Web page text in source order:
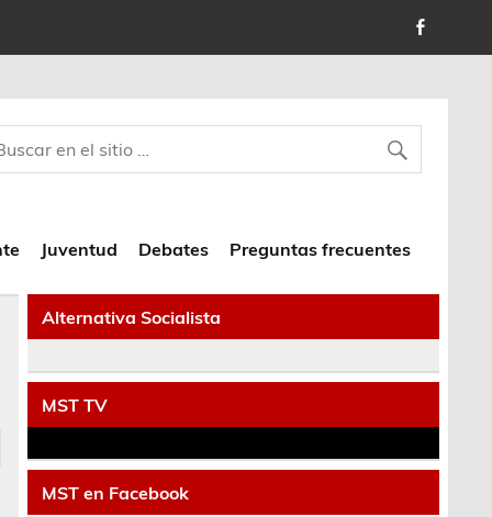
Juventud Debates Preguntas frecuentes
Alternativa Socialista
MST TV
MST en Facebook